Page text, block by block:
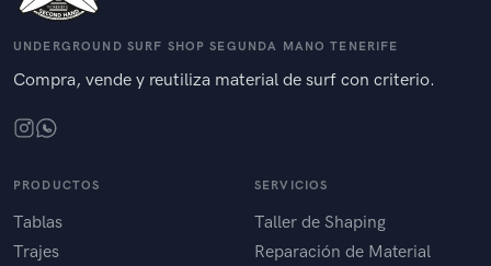
UNDERGROUND SURF SHOP SEGUNDA MANO TENERIFE
Compra, vende y reutiliza material de surf con criterio.
PRODUCTOS
Tablas
Trajes
SERVICIOS
Taller de Shaping
Reparación de Material